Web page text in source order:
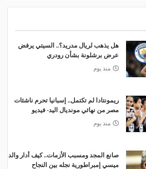
هل يذهب لريال مدريد؟.. السيتي يرفض
عرض برشلونة بشأن رودري
منذ يوم
ريمونتادا لم تكتمل.. إسبانيا تحرم ناشئات
مصر من نهائي مونديال اليد- فيديو
منذ يوم
صانع المجد ومسبب الأزمات.. كيف أدار والد
ميسي إمبراطورية نجله بين النجاح